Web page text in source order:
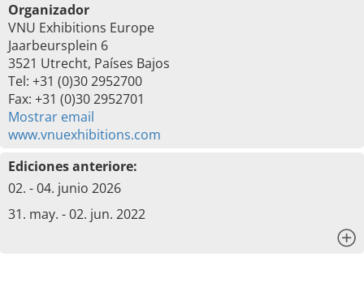
Organizador
VNU Exhibitions Europe
Jaarbeursplein 6
3521 Utrecht, Países Bajos
Tel: +31 (0)30 2952700
Fax: +31 (0)30 2952701
Mostrar email
www.vnuexhibitions.com
Ediciones anteriore:
02. - 04. junio 2026
31. may. - 02. jun. 2022